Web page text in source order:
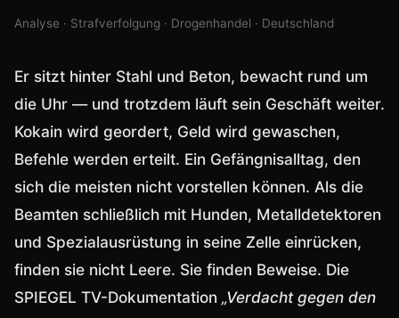
Analyse · Strafverfolgung · Drogenhandel · Deutschland
Er sitzt hinter Stahl und Beton, bewacht rund um
die Uhr — und trotzdem läuft sein Geschäft weiter.
Kokain wird geordert, Geld wird gewaschen,
Befehle werden erteilt. Ein Gefängnisalltag, den
sich die meisten nicht vorstellen können. Als die
Beamten schließlich mit Hunden, Metalldetektoren
und Spezialausrüstung in seine Zelle einrücken,
finden sie nicht Leere. Sie finden Beweise. Die
SPIEGEL TV-Dokumentation „Verdacht gegen den